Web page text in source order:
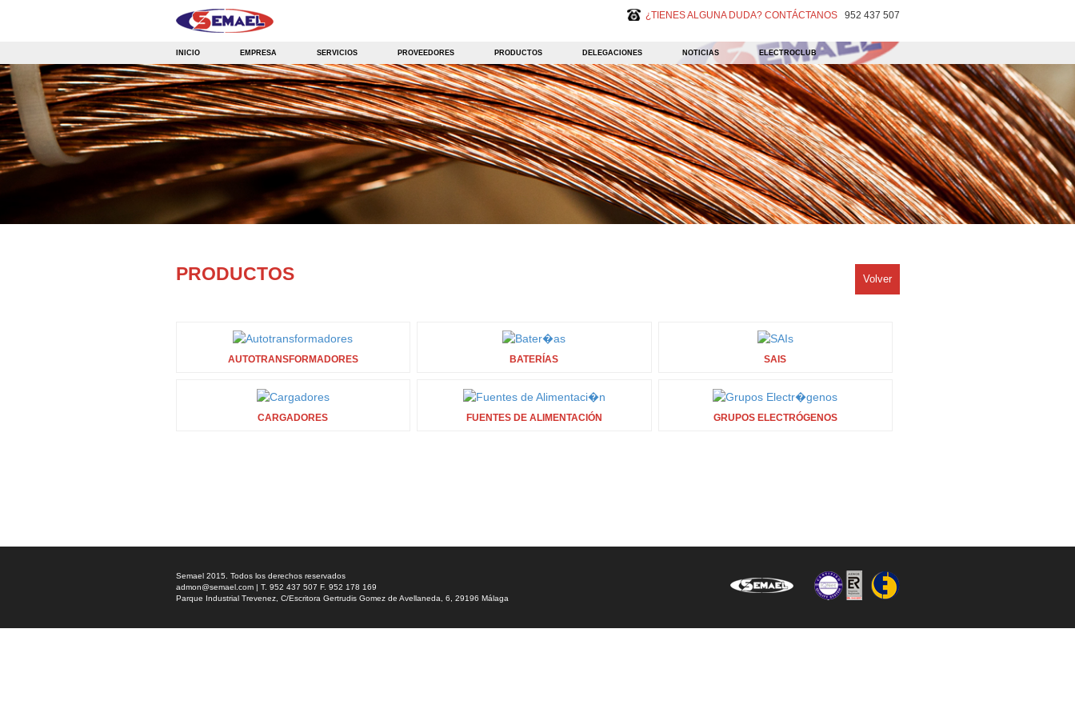
¿TIENES ALGUNA DUDA? CONTÁCTANOS952 437 507
INICIO EMPRESA SERVICIOS PROVEEDORES PRODUCTOS DELEGACIONES NOTICIAS ELECTROCLUB
PRODUCTOS Volver
AUTOTRANSFORMADORES BATERÍAS SAIS
CARGADORES FUENTES DE ALIMENTACIÓN GRUPOS ELECTRÓGENOS
Semael 2015. Todos los derechos reservados
admon@semael.com| T. 952 437 507 F. 952 178 169
Parque Industrial Trevenez, C/Escritora Gertrudis Gomez de Avellaneda, 6, 29196 Málaga